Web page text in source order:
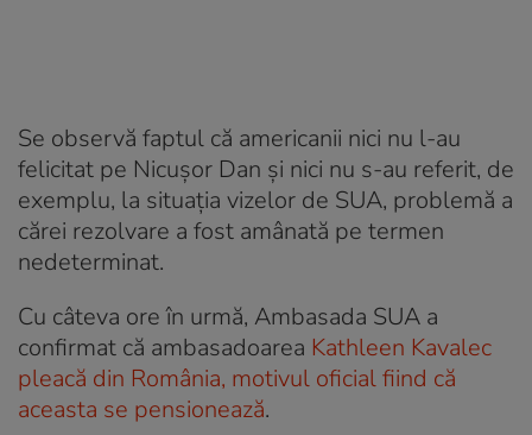
Se observă faptul că americanii nici nu l-au
felicitat pe Nicușor Dan și nici nu s-au referit, de
exemplu, la situația vizelor de SUA, problemă a
cărei rezolvare a fost amânată pe termen
nedeterminat.
Cu câteva ore în urmă, Ambasada SUA a
confirmat că ambasadoarea Kathleen Kavalec
pleacă din România, motivul oficial fiind că
aceasta se pensionează.